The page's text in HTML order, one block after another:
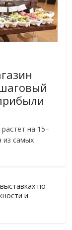
на 15–
из самых
по
и